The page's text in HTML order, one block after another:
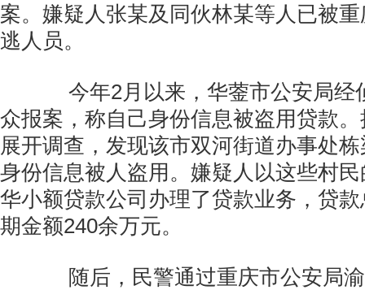
案。嫌疑人张某及同伙林某等人已被
逃人员。
今年2月以来，华蓥市公安局经
众报案，称自己身份信息被盗用贷款
展开调查，发现该市双河街道办事处
身份信息被人盗用。嫌疑人以这些村
华小额贷款公司办理了贷款业务，贷
期金额240余万元。
随后，民警通过重庆市公安局渝